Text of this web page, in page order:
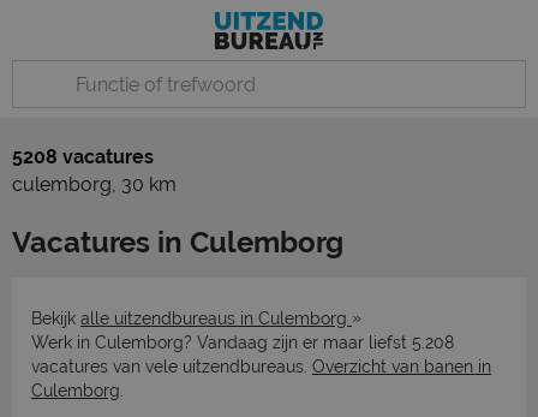
5208 vacatures
culemborg, 30 km
Vacatures in Culemborg
Bekijk alle uitzendbureaus in Culemborg »
Werk in Culemborg? Vandaag zijn er maar liefst 5.208
vacatures van vele uitzendbureaus. Overzicht van banen in
Culemborg